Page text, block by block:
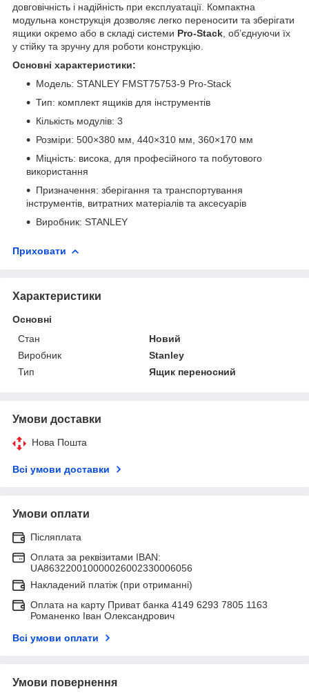
довговічність і надійність при експлуатації. Компактна
модульна конструкція дозволяє легко переносити та зберігати
ящики окремо або в складі системи Pro-Stack , об’єднуючи їх
у стійку та зручну для роботи конструкцію.
Основні характеристики:
Модель: STANLEY FMST75753-9 Pro-Stack
Тип: комплект ящиків для інструментів
Кількість модулів: 3
Розміри: 500×380 мм, 440×310 мм, 360×170 мм
Міцність: висока, для професійного та побутового
використання
Призначення: зберігання та транспортування
інструментів, витратних матеріалів та аксесуарів
Виробник: STANLEY
Приховати
Характеристики
Основні
Стан
Новий
Виробник
Stanley
Тип
Ящик переносний
Умови доставки
Нова Пошта
Всі умови доставки
Умови оплати
Післяплата
Оплата за реквізитами IBAN:
UA863220010000026002330006056
Накладений платіж (при отриманні)
Оплата на карту Приват банка 4149 6293 7805 1163
Романенко Іван Олександрович
Всі умови оплати
Умови повернення